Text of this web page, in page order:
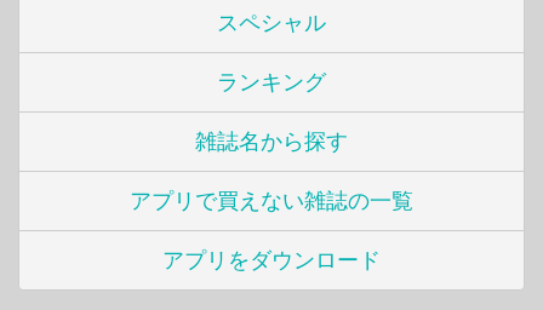
スペシャル
ランキング
雑誌名から探す
アプリで買えない雑誌の一覧
アプリをダウンロード